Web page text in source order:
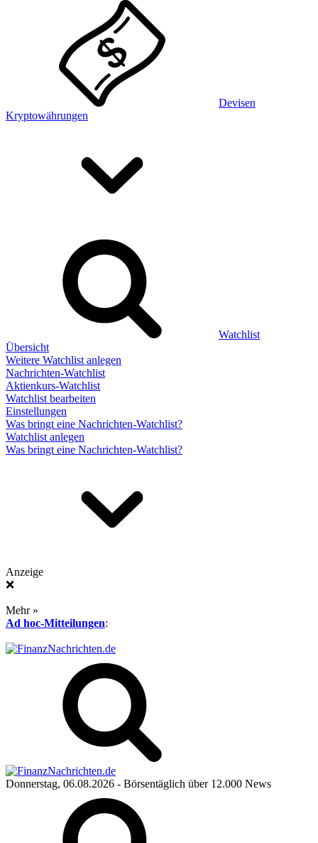
Devisen
Kryptowährungen
Watchlist
Übersicht
Weitere Watchlist anlegen
Nachrichten-Watchlist
Aktienkurs-Watchlist
Watchlist bearbeiten
Einstellungen
Was bringt eine Nachrichten-Watchlist?
Watchlist anlegen
Was bringt eine Nachrichten-Watchlist?
Anzeige
❌
Mehr »
Ad hoc-Mitteilungen:
Donnerstag, 06.08.2026 - Börsentäglich über 12.000 News